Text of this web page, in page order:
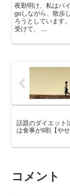
夜勤明け、私はバ
goしながら、散歩
ろうとしています
受けて、 ...
話題のダイエット
は食事が9割【や
コメント